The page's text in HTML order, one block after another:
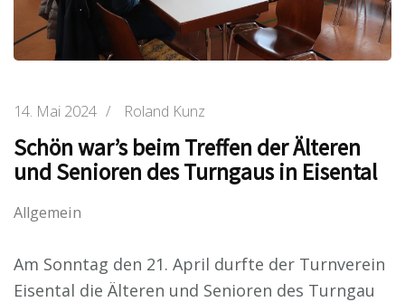
14. Mai 2024 / Roland Kunz
Schön war’s beim Treffen der Älteren
und Senioren des Turngaus in Eisental
Allgemein
Am Sonntag den 21. April durfte der Turnverein
Eisental die Älteren und Senioren des Turngau